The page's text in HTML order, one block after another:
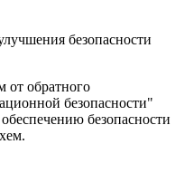
безопасности
от обратного
безопасности"
безопасности